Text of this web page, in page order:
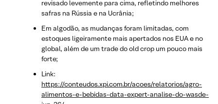
revisado levemente para cima, refletindo melhores
safras na Rússia e na Ucrânia;
Em algodão, as mudanças foram limitadas, com
estoques ligeiramente mais apertados nos EUA e no
global, além de um trade do old crop um pouco mais
forte;
Link:
https://conteudos.xpi.com.br/acoes/relatorios/agro-
alimentos-e-bebidas-data-expert-analise-do-wasde-